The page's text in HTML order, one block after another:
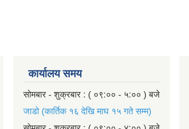
कार्यालय समय
सोमबार - शुक्रबार : ( ०९:०० - ५:०० ) बजे
जाडो (कार्तिक १६ देखि माघ १५ गते सम्म)